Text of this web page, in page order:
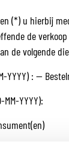
(*) u hierbij
de
de volgende
YYYY) : —
YYYY):